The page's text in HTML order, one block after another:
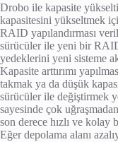
Drobo ile kapasite
kapasitesini yükseltmek
RAID yapılandırması
sürücüler ile yeni bir
yedeklerini yeni sisteme
Kapasite arttırımı
takmak ya da düşük
sürücüler ile değiştirmek
sayesinde çok
son derece hızlı ve kolay
Eğer depolama alanı